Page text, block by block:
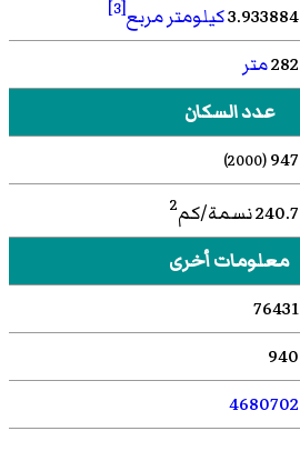
3.933884كيلومتر مربع[3]
282متر
عدد السكان
947
(2000)
240.7 نسمة/كم 2
معلومات أخرى
76431
940
4680702